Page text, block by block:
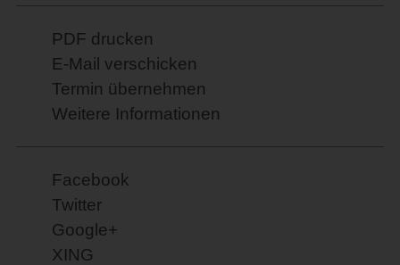
PDF drucken
E-Mail verschicken
Termin übernehmen
Weitere Informationen
Facebook
Twitter
Google+
XING